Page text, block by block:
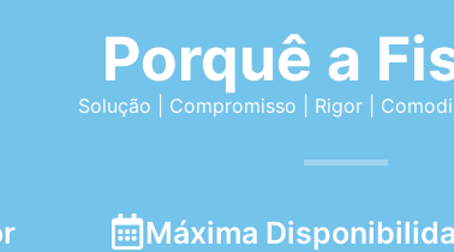
Porquê a
Solução | Compromisso | Rigor |
Máxima